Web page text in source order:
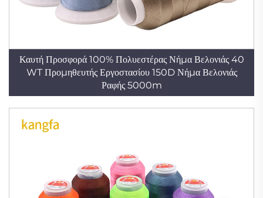
Καυτή Προσφορά 100% Πολυεστέρας Νήμα Βελονιάς 40
WT Προμηθευτής Εργοστασίου 150D Νήμα Βελονιάς
Ραφής 5000m